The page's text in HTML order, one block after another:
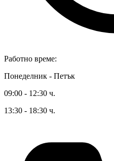
Работно време:
Понеделник - Петък
09:00 - 12:30 ч.
13:30 - 18:30 ч.